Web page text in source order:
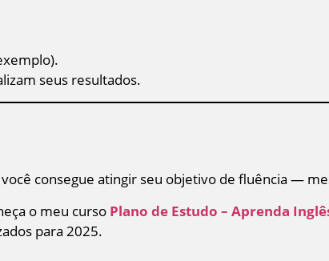
seus resultados.
consegue atingir seu objetivo de fluência —
o meu curso Plano de Estudo – Aprenda
para 2025.